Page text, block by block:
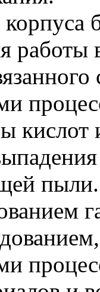
кислот